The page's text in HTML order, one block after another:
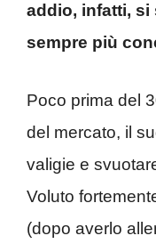
addio, infatti, si
sempre più
Poco prima del
del mercato, il
valigie e
Voluto
(dopo averlo